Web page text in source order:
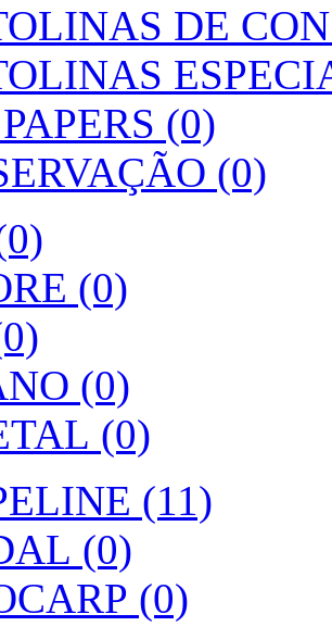
DE
(0)
(0)
(0)
(0)
(0)
(11)
(0)
(0)